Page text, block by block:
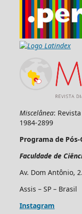
Miscelânea:
1984-2899
Programa de Pós-
Faculdade de
Av. Dom Antônio,
Assis – SP – Brasil
Instagram